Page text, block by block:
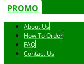
PROMO
About Us
How To Order
FAQ
Contact Us